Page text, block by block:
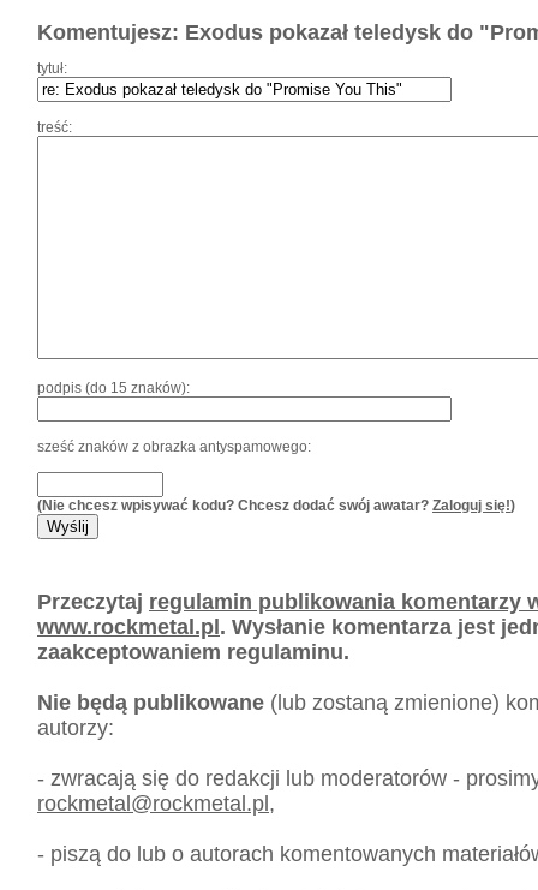
Komentujesz: Exodus pokazał teledysk do
tytuł:
treść:
podpis (do 15 znaków):
sześć znaków z obrazka antyspamowego:
(Nie chcesz wpisywać kodu? Chcesz dodać swój awatar? Zaloguj się!)
Przeczytaj regulamin publikowania komentarzy
www.rockmetal.pl. Wysłanie komentarza jest
zaakceptowaniem regulaminu.
Nie będą publikowane (lub zostaną zmienione)
autorzy:
- zwracają się do redakcji lub moderatorów -
rockmetal@rockmetal.pl,
- piszą do lub o autorach komentowanych